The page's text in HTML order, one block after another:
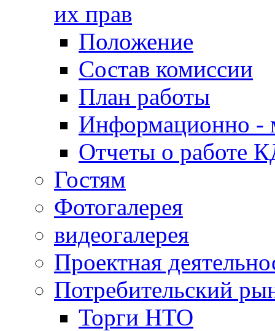
их прав
Положение
Состав комиссии
План работы
Информационно -
Отчеты о работе
Гостям
Фотогалерея
видеогалерея
Проектная
Потребительский
Торги НТО